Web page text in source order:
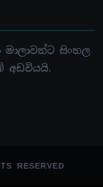
මාලාවන්ට සිංහල
අඩවියයි.
RESERVED